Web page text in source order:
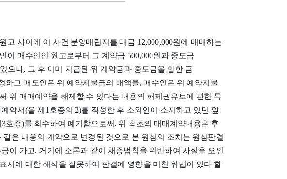
고 사이에 이 사건 분양매립지를 대금 12,000,000원에 매매하는
이 매수인인 원고로부터 그 계약금 500,000원과 중도금
으나, 그 후 이미 지급된 위 계약금과 중도금을 합한 금
하고 매도인은 위 예약지불금의 배액을, 매수인은 위 예약지불
위 매매예약을 해제할 수 있다는 내용의 해제권유보에 관한 특
약서(을 제1호증의 2)를 작성한 후 소외인이 소지하고 있던 앞
호증)를 회수하여 폐기함으로써, 위 최초의 매매계약내용은 후
은 내용의 계약으로 변경된 것으로 본 원심의 조치는 원심판결
이 가고, 거기에 소론과 같이 채증법칙을 위반하여 사실을 오인
시에 대한 해석을 잘못하여 판결에 영향을 미친 위법이 있다 할